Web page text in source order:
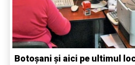
Botoșani și aici pe ultimul